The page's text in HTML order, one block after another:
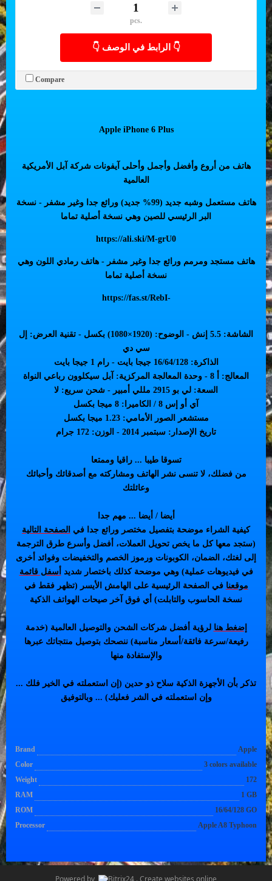
pcs.
👇 الرابط في الوصف 👇
Compare
Apple iPhone 6 Plus
هاتف من أروع وأفضل وأجمل وأحلى آيفونات شركة آبل الأمريكية
العالمية
هاتف مستعمل وشبه جديد (99% جديد) ورائع جدا وغير مشفر - نسخة
البر الرئيسي للصين وهي نسخة أصلية تماما
https://ali.ski/M-grU0
هاتف مستجد ومرمم ورائع جدا وغير مشفر - هاتف رمادي اللون وهي
نسخة أصلية تماما
https://fas.st/RebI-
الشاشة: 5.5 إنش - الوضوح: (1920×1080) بكسل - تقنية العرض: إل
سي دي
الذاكرة: 16/64/128 جيجا بايت - رام 1 جيجا بايت
المعالج: أ 8 - وحدة المعالجة المركزية: آبل سيكلوون رباعي النواة
السعة: لي بو 2915 مللي أمبير - شحن سريع: لا
آي أو إس 8 / الكاميرا: 8 ميجا بكسل
مستشعر الصور الأمامي: 1.23 ميجا بكسل
تاريخ الإصدار: سبتمبر 2014 - الوزن: 172 جرام
تسوقا طيبا ... راقيا وممتعا
من فضلك، لا تنسى نشر الهاتف ومشاركته مع أصدقائك وأحبائك
وعائلتك
أيضا / أيضا ... مهم جدا
كيفية الشراء موضحة بتفصيل مختصر ورائع جدا في الصفحة التالية
(ستجد معها كل ما يخص تحويل العملات، أفضل وأسرع طرق الترجمة
إلى لغتك، الضمان، الكوبونات ورموز الخصم والتخفيضات وفوائد أخرى
في فيديوهات عملية) وهي موضحة كذلك باختصار شديد أسفل قائمة
موقعنا في الصفحة الرئيسية على الهامش الأيسر (تظهر فقط في
نسخة الحاسوب والتابلت) أي فوق آخر صيحات الهواتف الذكية
إضغط هنا لرؤية أفضل شركات الشحن والتوصيل العالمية (خدمة
رفيعة/سرعة فائقة/أسعار مناسبة) ننصحك بتوصيل منتجاتك عبرها
والإستفادة منها
تذكر بأن الأجهزة الذكية سلاح ذو حدين (إن استعملته في الخير فلك ...
وإن استعملته في الشر فعليك) ... وبالتوفيق
Brand
Apple
Color
3 colors available
Weight
172
RAM
1 GB
ROM
16/64/128 GO
Processor
Apple A8 Typhoon